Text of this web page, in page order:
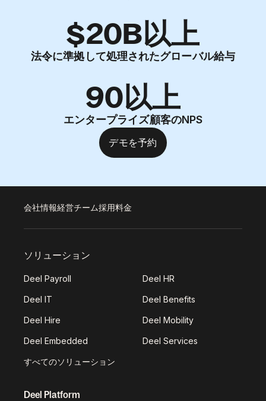
$20B以上
法令に準拠して処理されたグローバル給与
90以上
エンタープライズ顧客のNPS
デモを予約
会社情報経営チーム採用料金
ソリューション
Deel Payroll Deel HR
Deel IT Deel Benefits
Deel Hire Deel Mobility
Deel Embedded Deel Services
すべてのソリューション
Deel Platform